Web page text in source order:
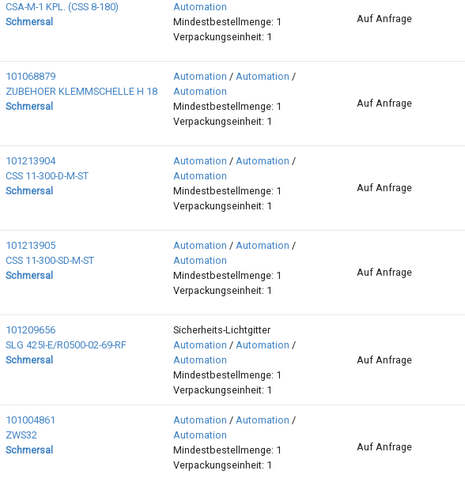
CSA-M-1 KPL. (CSS 8-180)
Schmersal
Automation
Mindestbestellmenge: 1
Verpackungseinheit: 1
Auf Anfrage
101068879
ZUBEHOER KLEMMSCHELLE H 18
Schmersal
Automation / Automation /
Automation
Mindestbestellmenge: 1
Verpackungseinheit: 1
Auf Anfrage
101213904
CSS 11-300-D-M-ST
Schmersal
Automation / Automation /
Automation
Mindestbestellmenge: 1
Verpackungseinheit: 1
Auf Anfrage
101213905
CSS 11-300-SD-M-ST
Schmersal
Automation / Automation /
Automation
Mindestbestellmenge: 1
Verpackungseinheit: 1
Auf Anfrage
101209656
SLG 425I-E/R0500-02-69-RF
Schmersal
Sicherheits-Lichtgitter
Automation / Automation /
Automation
Mindestbestellmenge: 1
Verpackungseinheit: 1
Auf Anfrage
101004861
ZWS32
Schmersal
Automation / Automation /
Automation
Mindestbestellmenge: 1
Verpackungseinheit: 1
Auf Anfrage